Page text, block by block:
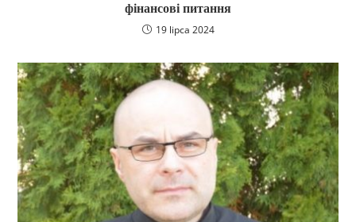
фінансові питання
19 lipca 2024